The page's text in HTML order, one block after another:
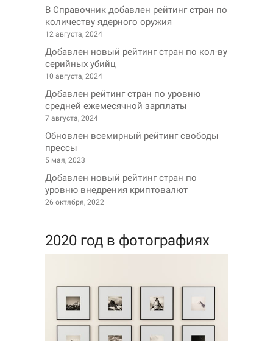
В Справочник добавлен рейтинг стран по
количеству ядерного оружия
12 августа, 2024
Добавлен новый рейтинг стран по кол-ву
серийных убийц
10 августа, 2024
Добавлен рейтинг стран по уровню
средней ежемесячной зарплаты
7 августа, 2024
Обновлен всемирный рейтинг свободы
прессы
5 мая, 2023
Добавлен новый рейтинг стран по
уровню внедрения криптовалют
26 октября, 2022
2020 год в фотографиях